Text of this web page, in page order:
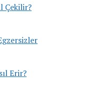
Çekilir?
Erir?